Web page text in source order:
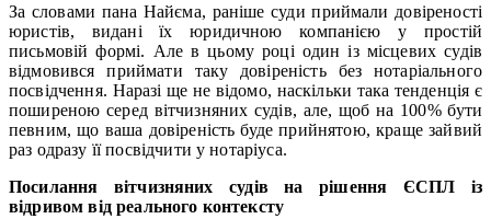
За словами пана Найєма, раніше суди приймали довіреності
юристів, видані їх юридичною компанією у простій
письмовій формі. Але в цьому році один із місцевих судів
відмовився приймати таку довіреність без нотаріального
посвідчення. Наразі ще не відомо, наскільки така тенденція є
поширеною серед вітчизняних судів, але, щоб на 100% бути
певним, що ваша довіреність буде прийнятою, краще зайвий
раз одразу її посвідчити у нотаріуса.
Посилання вітчизняних судів на рішення ЄСПЛ із
відривом від реального контексту